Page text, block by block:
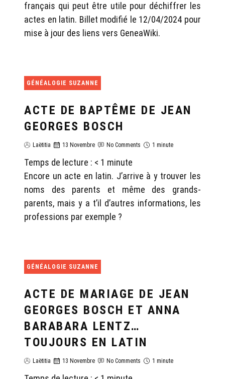
français qui peut être utile pour déchiffrer les
actes en latin. Billet modifié le 12/04/2024 pour
mise à jour des liens vers GeneaWiki.
GÉNÉALOGIE SUZANNE
ACTE DE BAPTÊME DE JEAN
GEORGES BOSCH
Laëtitia 13 Novembre No Comments 1 minute
Temps de lecture : < 1 minute
Encore un acte en latin. J’arrive à y trouver les
noms des parents et même des grands-
parents, mais y a t’il d’autres informations, les
professions par exemple ?
GÉNÉALOGIE SUZANNE
ACTE DE MARIAGE DE JEAN
GEORGES BOSCH ET ANNA
BARABARA LENTZ…
TOUJOURS EN LATIN
Laëtitia 13 Novembre No Comments 1 minute